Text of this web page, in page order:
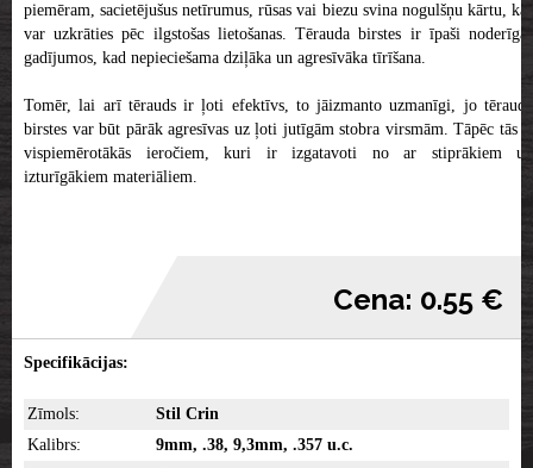
piemēram, sacietējušus netīrumus, rūsas vai biezu svina nogulšņu kārtu, kas
var uzkrāties pēc ilgstošas lietošanas. Tērauda birstes ir īpaši noderīgas
gadījumos, kad nepieciešama dziļāka un agresīvāka tīrīšana.
Tomēr, lai arī tērauds ir ļoti efektīvs, to jāizmanto uzmanīgi, jo tērauda
birstes var būt pārāk agresīvas uz ļoti jutīgām stobra virsmām. Tāpēc tās ir
vispiemērotākās ieročiem, kuri ir izgatavoti no ar stiprākiem un
izturīgākiem materiāliem.
Cena: 0.55 €
Specifikācijas:
Zīmols:
Stil Crin
Kalibrs:
9mm, .38, 9,3mm, .357 u.c.